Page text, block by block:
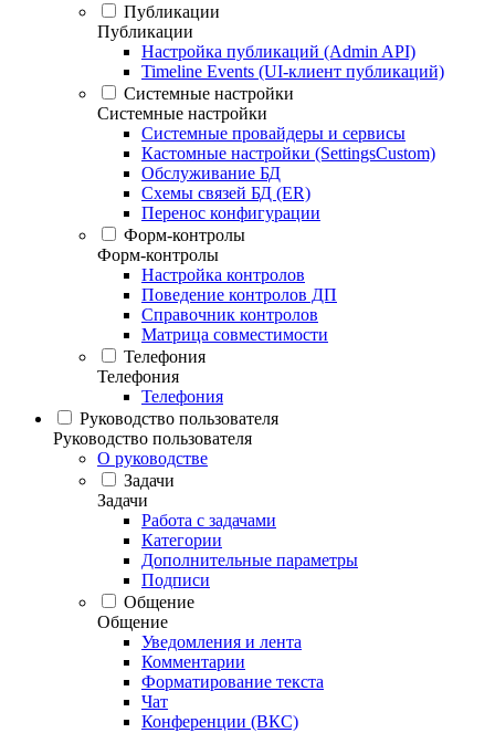
Публикации
Публикации
Настройка публикаций (Admin API)
Timeline Events (UI-клиент публикаций)
Системные настройки
Системные настройки
Системные провайдеры и сервисы
Кастомные настройки (SettingsCustom)
Обслуживание БД
Схемы связей БД (ER)
Перенос конфигурации
Форм-контролы
Форм-контролы
Настройка контролов
Поведение контролов ДП
Справочник контролов
Матрица совместимости
Телефония
Телефония
Телефония
Руководство пользователя
Руководство пользователя
О руководстве
Задачи
Задачи
Работа с задачами
Категории
Дополнительные параметры
Подписи
Общение
Общение
Уведомления и лента
Комментарии
Форматирование текста
Чат
Конференции (ВКС)